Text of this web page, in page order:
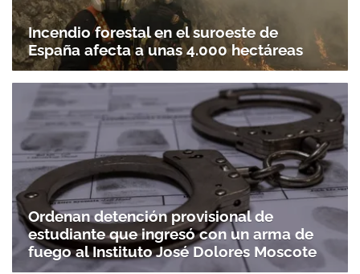
Incendio forestal en el suroeste de
España afecta a unas 4.000 hectáreas
Ordenan detención provisional de
estudiante que ingresó con un arma de
fuego al Instituto José Dolores Moscote